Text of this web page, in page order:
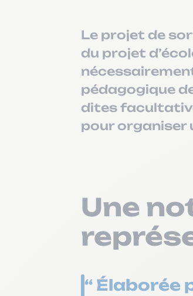
Le projet de
du projet
pédagogique
dites
pour organiser
Une
“ Élaborée